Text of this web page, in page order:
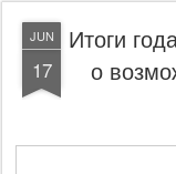
JUN
17
Итоги
о